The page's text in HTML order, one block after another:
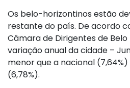
Os belo-horizontinos estão
restante do país. De acordo
Câmara de Dirigentes de
variação anual da cidade –
menor que a nacional
(6,78%).